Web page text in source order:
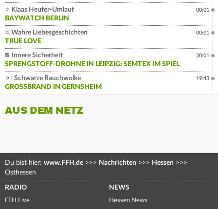
Klaas Heufer-Umlauf
BAYWATCH BERLIN
00:01
Wahre Liebesgeschichten
TRUE LOVE
00:01
Innere Sicherheit
SPRENGSTOFF-DROHNE IN LEIPZIG: SEMTEX IM SPIEL
20:01
Schwarze Rauchwolke
GROSSBRAND IN GERNSHEIM
19:43
AUS DEM NETZ
Du bist hier: www.FFH.de >>> Nachrichten >>> Hessen >>>
Osthessen
RADIO
FFH Live
NEWS
Hessen News